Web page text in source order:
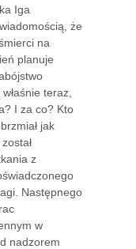
Iga
że
na
planuje
teraz,
I za co? Kto
jak
z
Następnego
w
nadzorem